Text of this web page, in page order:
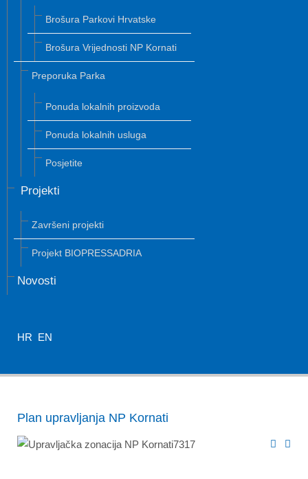
Brošura Parkovi Hrvatske
Brošura Vrijednosti NP Kornati
Preporuka Parka
Ponuda lokalnih proizvoda
Ponuda lokalnih usluga
Posjetite
Projekti
Završeni projekti
Projekt BIOPRESSADRIA
Novosti
HR EN
Plan upravljanja NP Kornati